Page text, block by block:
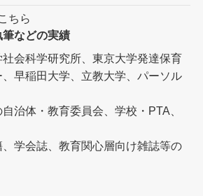
ちら
などの実績
会科学研究所、東京大学発達保育
早稲田大学、立教大学、パーソル
治体・教育委員会、学校・PTA、
学会誌、教育関心層向け雑誌等の